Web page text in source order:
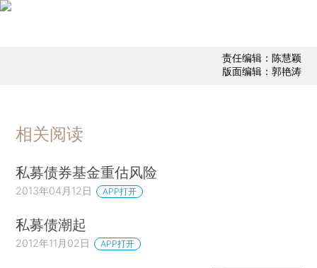
责任编辑：陈慧颖
版面编辑：郭艳涛
相关阅读
私募债券基金重估风险
2013年04月12日 APP打开
私募债潮起
2012年11月02日 APP打开